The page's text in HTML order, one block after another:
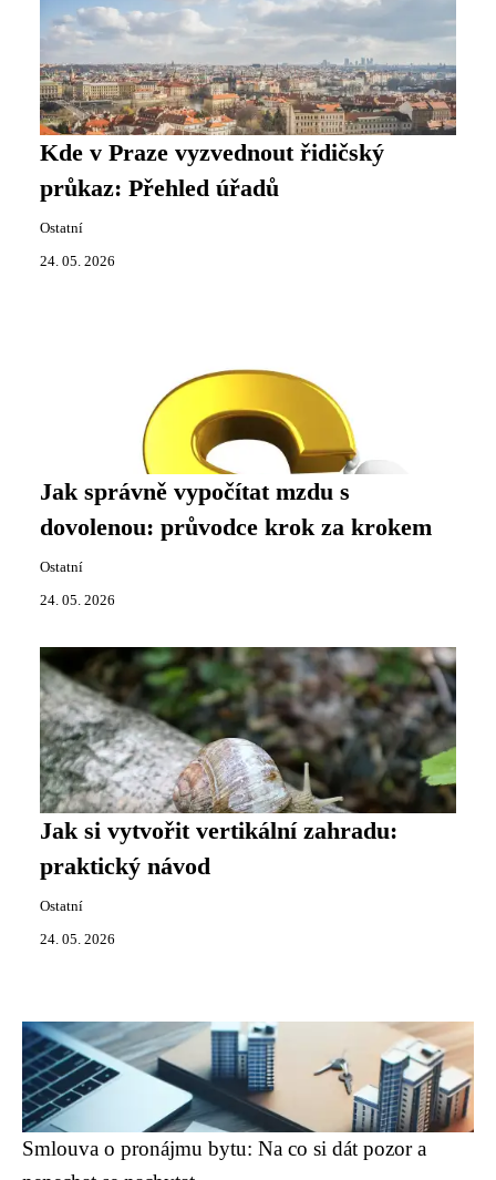
Kde v Praze vyzvednout řidičský
průkaz: Přehled úřadů
Ostatní
24. 05. 2026
Jak správně vypočítat mzdu s
dovolenou: průvodce krok za krokem
Ostatní
24. 05. 2026
Jak si vytvořit vertikální zahradu:
praktický návod
Ostatní
24. 05. 2026
Smlouva o pronájmu bytu: Na co si dát pozor a